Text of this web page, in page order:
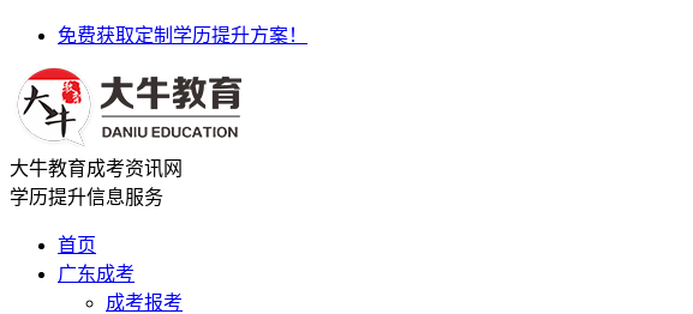
免费获取定制学历提升方案！
大牛教育成考资讯网
学历提升信息服务
首页
广东成考
成考报考